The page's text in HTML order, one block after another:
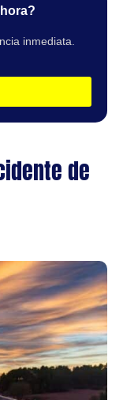
de
inmediata.